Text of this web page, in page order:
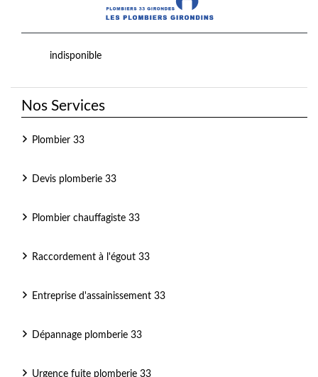
indisponible
Nos Services
Plombier 33
Devis plomberie 33
Plombier chauffagiste 33
Raccordement à l'égout 33
Entreprise d'assainissement 33
Dépannage plomberie 33
Urgence fuite plomberie 33